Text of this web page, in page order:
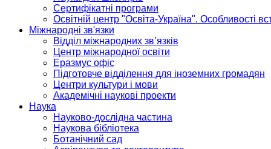
Сертифікатні програми
Освітній центр "Освіта-Україна". Особливості
Міжнародні зв'язки
Відділ міжнародних зв’язків
Центр міжнародної освіти
Еразмус офіс
Підготовче відділення для іноземних громадян
Центри культури і мови
Академічні наукові проекти
Наука
Науково-дослідна частина
Наукова бібліотека
Ботанічний сад